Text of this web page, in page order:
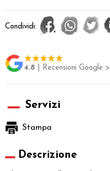
Condividi:
4.8 | Recensioni Google >
Servizi
Stampa
Descrizione